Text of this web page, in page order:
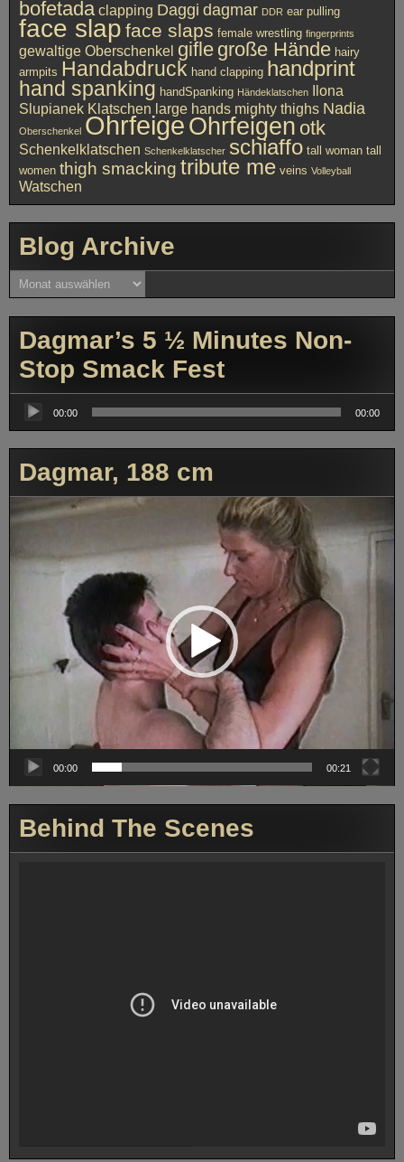
bofetada clapping Daggi dagmar DDR ear pulling
face slap face slaps female wrestling fingerprints
gewaltige Oberschenkel gifle große Hände hairy
armpits Handabdruck hand clapping handprint
hand spanking handSpanking Händeklatschen
Ilona
Slupianek Klatschen large hands mighty thighs Nadia
Oberschenkel OhrfeigeOhrfeigen otk
Schenkelklatschen Schenkelklatscher schiaffo tall woman tall
women thigh smacking tribute me veins Volleyball
Watschen
Blog Archive
Blog
Archive
Dagmar’s 5 ½ Minutes Non-
Stop Smack Fest
Player
00:00 00:00
Dagmar, 188 cm
Player
00:00 00:21
Behind The Scenes